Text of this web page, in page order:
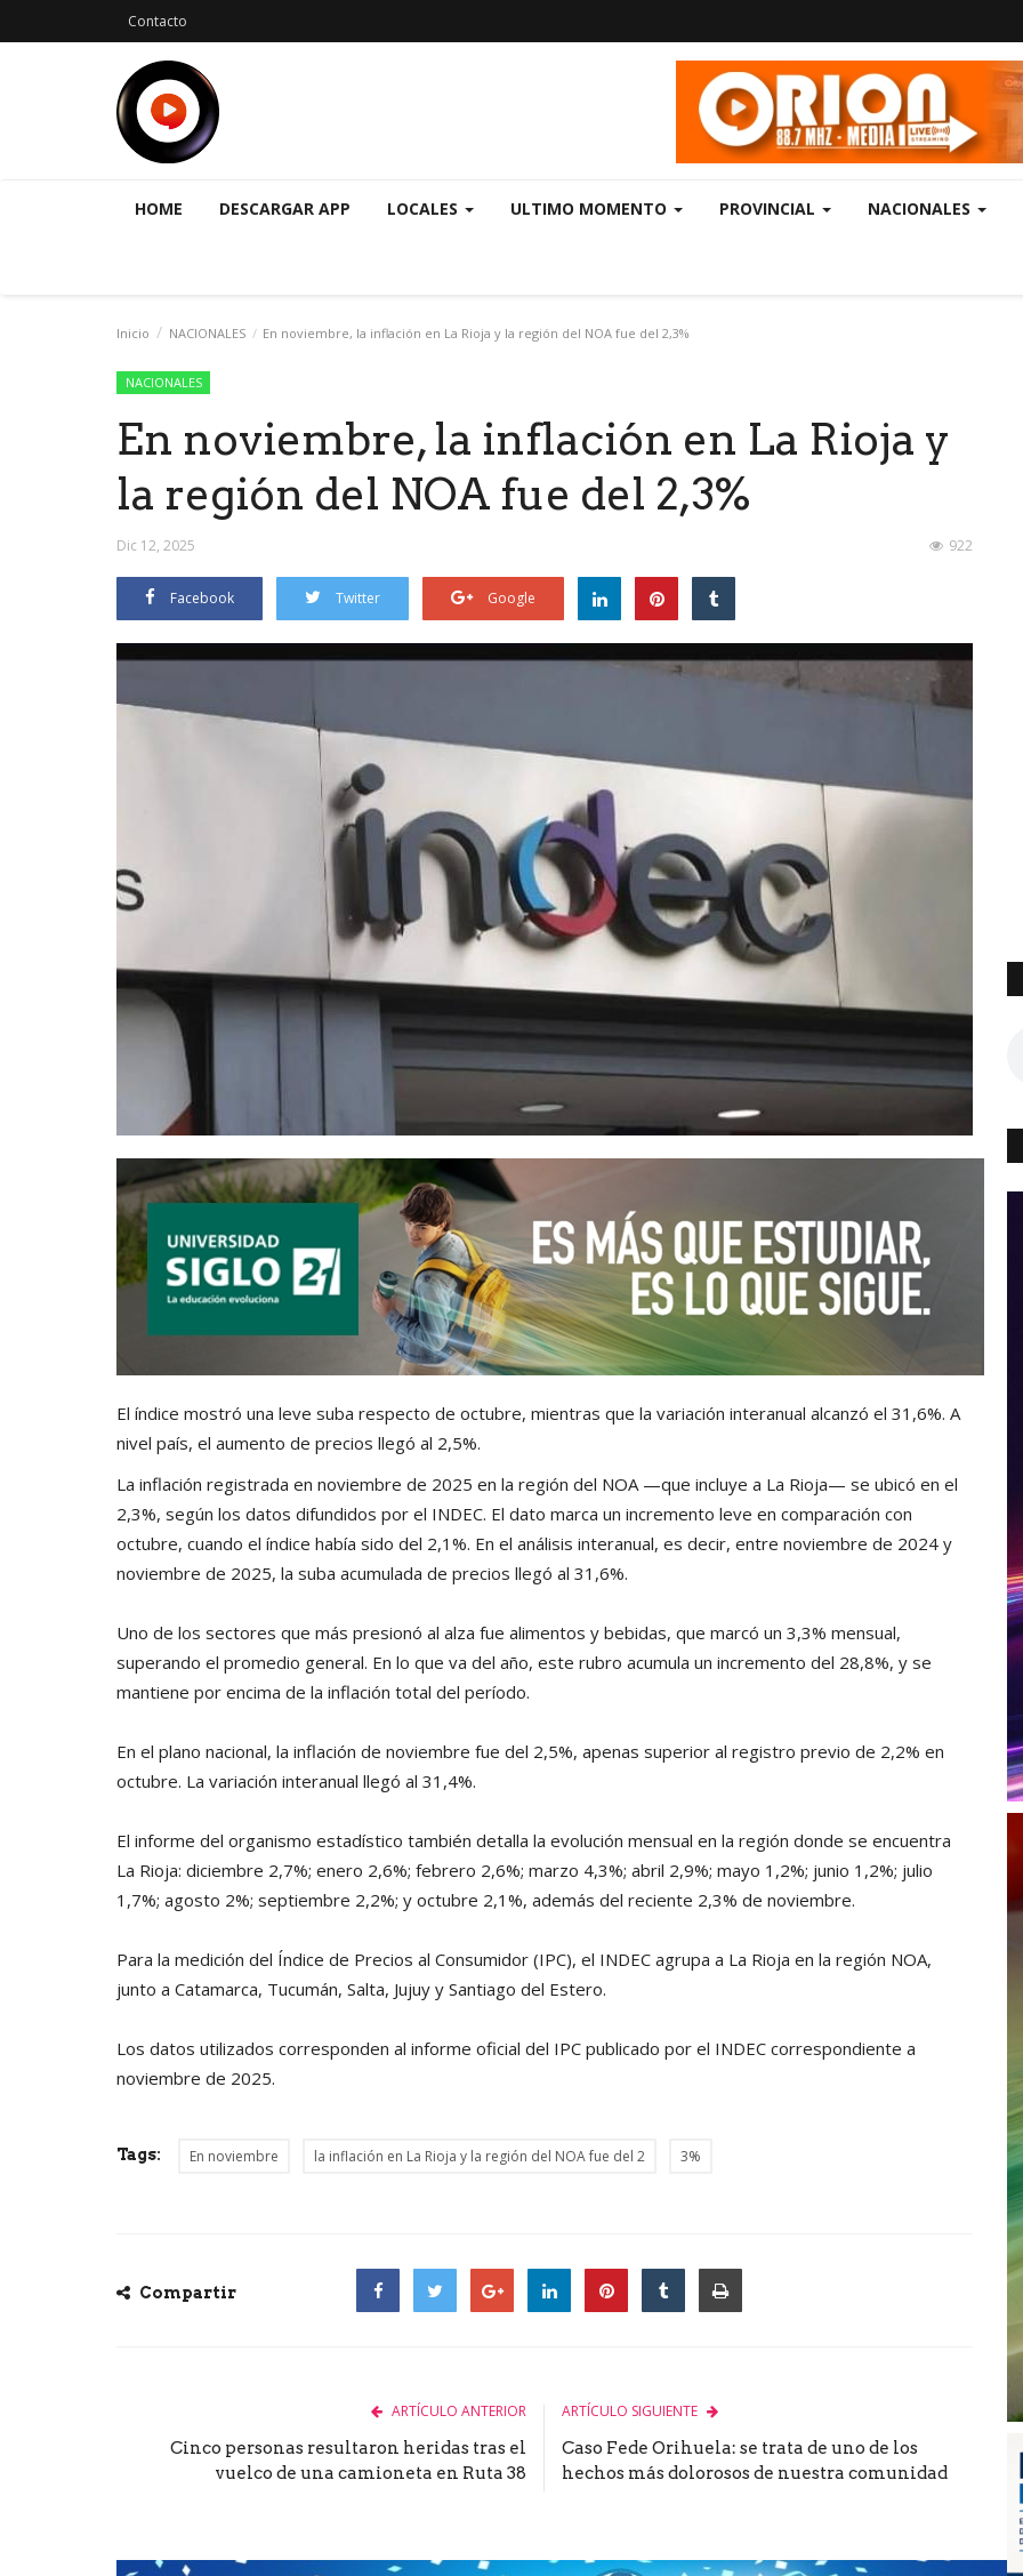
Contacto
HOME DESCARGAR APP LOCALES ULTIMO MOMENTO PROVINCIAL NACIONALES
Inicio NACIONALES En noviembre, la inflación en La Rioja y la región del NOA fue del 2,3%
NACIONALES
En noviembre, la inflación en La Rioja y
la región del NOA fue del 2,3%
Dic 12, 2025 922
Facebook Twitter Google
El índice mostró una leve suba respecto de octubre, mientras que la variación interanual alcanzó el 31,6%. A
nivel país, el aumento de precios llegó al 2,5%.
La inflación registrada en noviembre de 2025 en la región del NOA —que incluye a La Rioja— se ubicó en el
2,3%, según los datos difundidos por el INDEC. El dato marca un incremento leve en comparación con
octubre, cuando el índice había sido del 2,1%. En el análisis interanual, es decir, entre noviembre de 2024 y
noviembre de 2025, la suba acumulada de precios llegó al 31,6%.
Uno de los sectores que más presionó al alza fue alimentos y bebidas, que marcó un 3,3% mensual,
superando el promedio general. En lo que va del año, este rubro acumula un incremento del 28,8%, y se
mantiene por encima de la inflación total del período.
En el plano nacional, la inflación de noviembre fue del 2,5%, apenas superior al registro previo de 2,2% en
octubre. La variación interanual llegó al 31,4%.
El informe del organismo estadístico también detalla la evolución mensual en la región donde se encuentra
La Rioja: diciembre 2,7%; enero 2,6%; febrero 2,6%; marzo 4,3%; abril 2,9%; mayo 1,2%; junio 1,2%; julio
1,7%; agosto 2%; septiembre 2,2%; y octubre 2,1%, además del reciente 2,3% de noviembre.
Para la medición del Índice de Precios al Consumidor (IPC), el INDEC agrupa a La Rioja en la región NOA,
junto a Catamarca, Tucumán, Salta, Jujuy y Santiago del Estero.
Los datos utilizados corresponden al informe oficial del IPC publicado por el INDEC correspondiente a
noviembre de 2025.
Tags: En noviembre la inflación en La Rioja y la región del NOA fue del 2 3%
Compartir
ARTÍCULO ANTERIOR
Cinco personas resultaron heridas tras el
vuelco de una camioneta en Ruta 38
ARTÍCULO SIGUIENTE
Caso Fede Orihuela: se trata de uno de los
hechos más dolorosos de nuestra comunidad